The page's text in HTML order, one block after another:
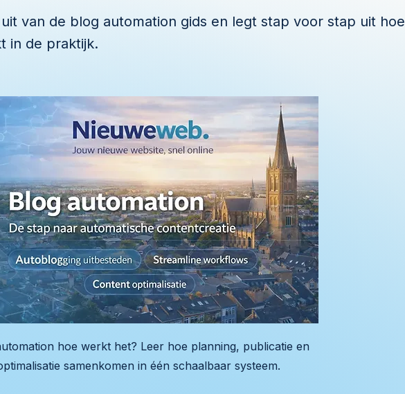
van de blog automation gids en legt stap voor stap uit hoe
in de praktijk.
hoe werkt het? Leer hoe planning, publicatie en
samenkomen in één schaalbaar systeem.